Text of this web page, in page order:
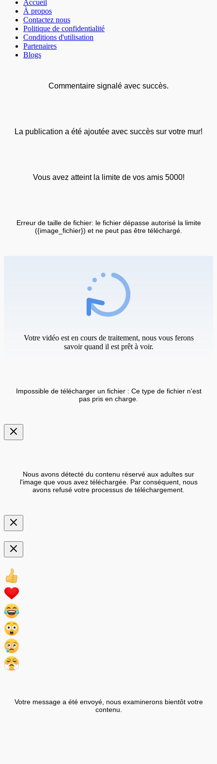
Accueil
À propos
Contactez nous
Politique de confidentialité
Conditions d'utilisation
Partenaires
Blogs
Commentaire signalé avec succès.
La publication a été ajoutée avec succès sur votre mur!
Vous avez atteint la limite de vos amis 5000!
Erreur de taille de fichier: le fichier dépasse autorisé la limite
({image_fichier}) et ne peut pas être téléchargé.
Votre vidéo est en cours de traitement, nous vous ferons
savoir quand il est prêt à voir.
Impossible de télécharger un fichier : Ce type de fichier n'est
pas pris en charge.
Nous avons détecté du contenu réservé aux adultes sur
l'image que vous avez téléchargée. Par conséquent, nous
avons refusé votre processus de téléchargement.
Votre message a été envoyé, nous examinerons bientôt votre
contenu.